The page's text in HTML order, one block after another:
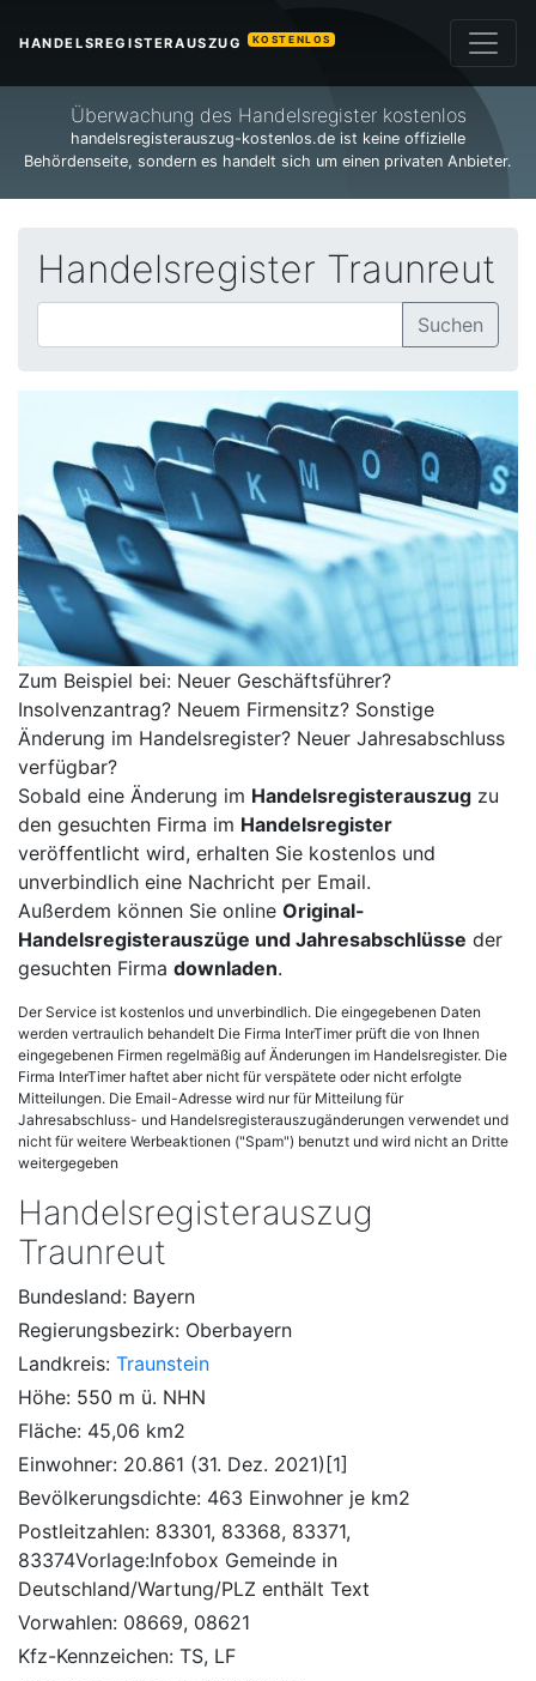
HANDELSREGISTERAUSZUG KOSTENLOS
Überwachung des Handelsregister kostenlos
handelsregisterauszug-kostenlos.de ist keine offizielle
Behördenseite, sondern es handelt sich um einen privaten Anbieter.
Handelsregister Traunreut
Suchen
Zum Beispiel bei: Neuer Geschäftsführer?
Insolvenzantrag? Neuem Firmensitz? Sonstige
Änderung im Handelsregister? Neuer Jahresabschluss
verfügbar?
Sobald eine Änderung im Handelsregisterauszug zu
den gesuchten Firma im Handelsregister
veröffentlicht wird, erhalten Sie kostenlos und
unverbindlich eine Nachricht per Email.
Außerdem können Sie online Original-
Handelsregisterauszüge und Jahresabschlüsse der
gesuchten Firma downladen.
Der Service ist kostenlos und unverbindlich. Die eingegebenen Daten
werden vertraulich behandelt Die Firma InterTimer prüft die von Ihnen
eingegebenen Firmen regelmäßig auf Änderungen im Handelsregister. Die
Firma InterTimer haftet aber nicht für verspätete oder nicht erfolgte
Mitteilungen. Die Email-Adresse wird nur für Mitteilung für
Jahresabschluss- und Handelsregisterauszugänderungen verwendet und
nicht für weitere Werbeaktionen ("Spam") benutzt und wird nicht an Dritte
weitergegeben
Handelsregisterauszug
Traunreut
Bundesland: Bayern
Regierungsbezirk: Oberbayern
Landkreis: Traunstein
Höhe: 550 m ü. NHN
Fläche: 45,06 km2
Einwohner: 20.861 (31. Dez. 2021)[1]
Bevölkerungsdichte: 463 Einwohner je km2
Postleitzahlen: 83301, 83368, 83371,
83374Vorlage:Infobox Gemeinde in
Deutschland/Wartung/PLZ enthält Text
Vorwahlen: 08669, 08621
Kfz-Kennzeichen: TS, LF